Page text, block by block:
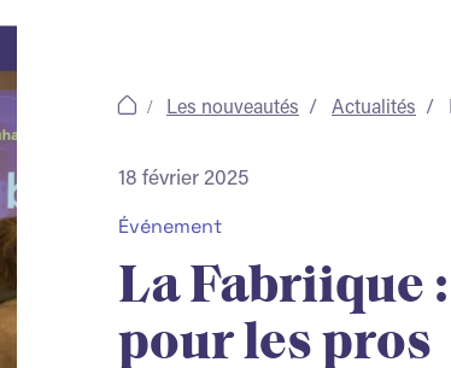
Les nouveautés Actualités
18 février 2025
Événement
La Fabriique
pour les pros